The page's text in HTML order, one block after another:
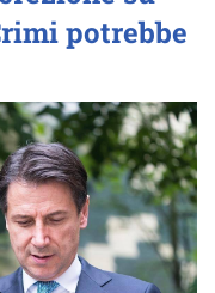
potrebbe